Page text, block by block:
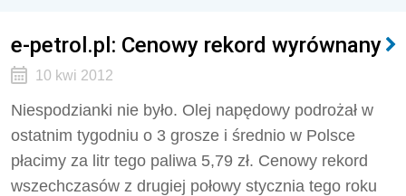
e-petrol.pl: Cenowy rekord wyrównany
10 kwi 2012
Niespodzianki nie było. Olej napędowy podrożał w
ostatnim tygodniu o 3 grosze i średnio w Polsce
płacimy za litr tego paliwa 5,79 zł. Cenowy rekord
wszechczasów z drugiej połowy stycznia tego roku